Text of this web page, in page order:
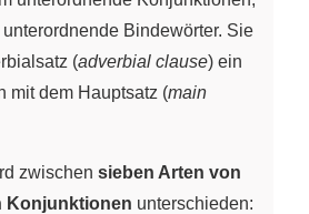
Bindewörter. Sie
(adverbial clause) ein
mit dem Hauptsatz (main
zwischen sieben Arten von
Konjunktionen unterschieden: